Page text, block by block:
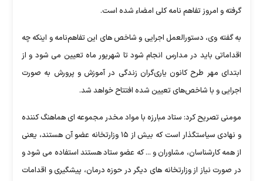
گرفته و امروز تفاهم نامه کلی امضاء شده است.
به گفته وی، دستورالعمل اجرایی و شاخص های این تفاهم‌نامه و اینکه چه
اقداماتی باید در مدارس انجام شود تا شهریور ماه تعیین می شود و از
ابتدای مهر طرح کانون یاری‌گران زندگی در آموزش و پرورش به صورت
اجرایی و با شاخص‌های تعیین شده افتتاح خواهد شد.
مومنی تصریح کرد: ستاد مبارزه با مواد مخدر مجموعه ای هماهنگ کننده
و نهادی سیاستگذار است که بیش از ۱۵ وزارتخانه عضو آن هستند، یعنی
از همه کارشناسان، مشاوران و ... که عضو ستاد هستند استفاده می شود و
در صورت نیاز از وزارتخانه های دیگر در حوزه درمان، پیشگیری و اقدامات